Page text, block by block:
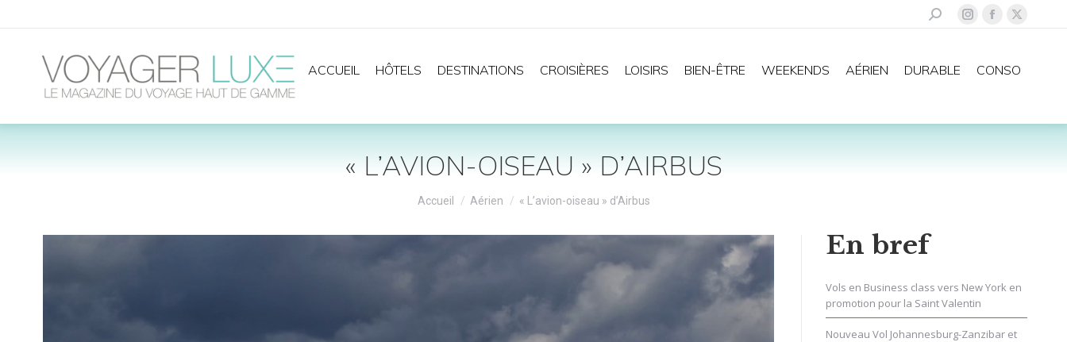
Recherche
La
Instagram
une
La
Facebook
une
La
X
une
ACCUEIL HÔTELS DESTINATIONS CROISIÈRES LOISIRS BIEN-ÊTRE WEEKENDS AÉRIEN DURABLE CONSO
« L’AVION-OISEAU » D’AIRBUS
Vous êtes ici :
Accueil Aérien « L’avion-oiseau » d’Airbus
En bref
Vols en Business class vers New York en
promotion pour la Saint Valentin
Nouveau Vol Johannesburg-Zanzibar et